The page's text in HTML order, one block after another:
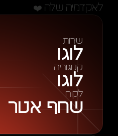
שירות
לוגו
קטגוריה
לוגו
לקוח
שחף אטר
לאקדמיה שלה ❤️